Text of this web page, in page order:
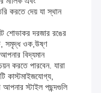
করতে দেয় যা স্থান
শোভাকর দরজার রঙের
সমৃদ্ধ ওক,উষ্ণ
বিদ্যমান
করতে পারবেন. যারা
কাস্টমাইজযোগ্য,
আপনার স্টাইল পছন্দগুলি